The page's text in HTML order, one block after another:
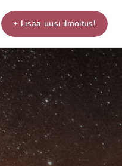
+ Lisää uusi ilmoitus!